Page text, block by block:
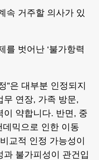
속 거주할 의사가 있
를 벗어난 ‘불가항력
”은 대부분 인정되지
무 연장, 가족 방문,
이 약합니다. 반면, 중
데믹으로 인한 이동
교적 인정 가능성이
불가피성이 관건입